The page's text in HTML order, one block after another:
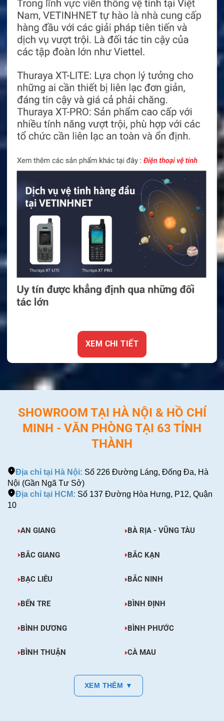
XEM CHI TIẾT
SHOWROOM TẠI HÀ NỘI & HỒ CHÍ
MINH - VĂN PHÒNG TẠI 63 TỈNH
THÀNH
Địa chỉ tại Hà Nội: Số 226 Đường Láng, Đống Đa, Hà
Nội (Gần Ngã Tư Sở)
Địa chỉ tại HCM: Số 137 Đường Hòa Hưng, P12, Quận
10
AN GIANG BÀ RỊA - VŨNG TÀU
BẮC GIANG BẮC KẠN
BẠC LIÊU BẮC NINH
BẾN TRE BÌNH ĐỊNH
BÌNH DƯƠNG BÌNH PHƯỚC
BÌNH THUẬN CÀ MAU
XEM THÊM ▼